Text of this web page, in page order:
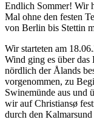
Endlich Sommer! Wir
Mal ohne den festen
von Berlin bis Stettin
Wir starteten am
Wind ging es über
nördlich der Ålands
vorgenommen, zu
Swinemünde aus und
wir auf Christiansø
durch den